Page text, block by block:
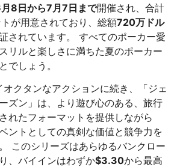
8日から7月7日まで開催され、合計
が用意されており、総額720万ドル
されています。 すべてのポーカー愛
リルと楽しさに満ちた夏のポーカー
でしょう。
オクタンなアクションに続き、「ジェ
ズン」は、より遊び心のある、旅行
れたフォーマットを提供しながら
ントとしての真剣な価値と競争力を
このシリーズはあらゆるバンクロー
、バイインはわずか$3.30から最高